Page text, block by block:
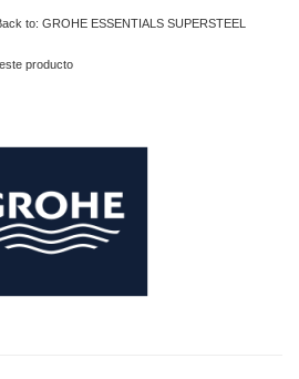
to: GROHE ESSENTIALS SUPERSTEEL
producto